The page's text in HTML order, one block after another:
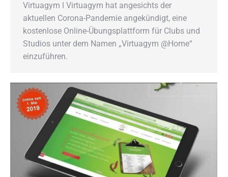
Virtuagym ǀ Virtuagym hat angesichts der
aktuellen Corona-Pandemie angekündigt, eine
kostenlose Online-Übungsplattform für Clubs und
Studios unter dem Namen „Virtuagym @Home“
einzuführen.